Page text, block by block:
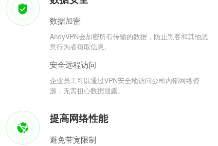
数据加密
AndyVPN会加密所有传输的数据，防止黑客和其他恶
意行为者窃取信息。
安全远程访问
企业员工可以通过VPN安全地访问公司内部网络资
源，无需担心数据泄露。
提高网络性能
避免带宽限制